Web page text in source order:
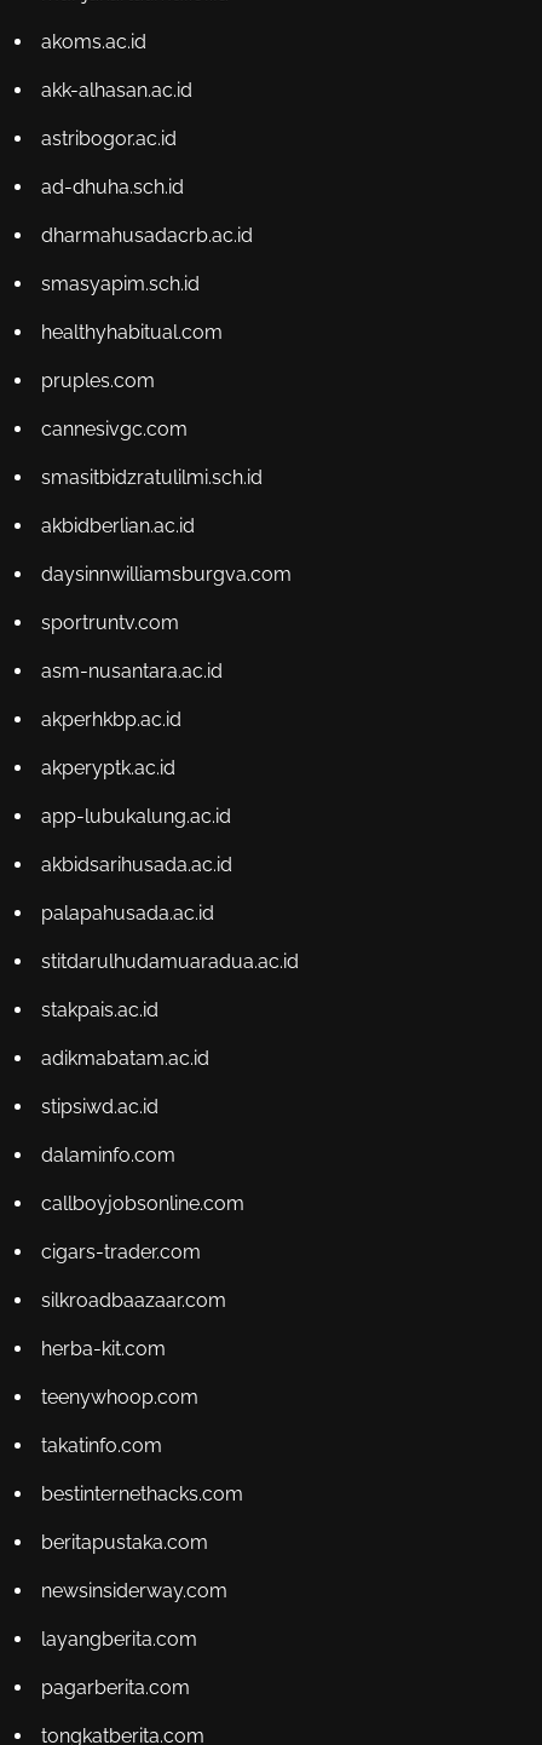
akoms.ac.id
akk-alhasan.ac.id
astribogor.ac.id
ad-dhuha.sch.id
dharmahusadacrb.ac.id
smasyapim.sch.id
healthyhabitual.com
pruples.com
cannesivgc.com
smasitbidzratulilmi.sch.id
akbidberlian.ac.id
daysinnwilliamsburgva.com
sportruntv.com
asm-nusantara.ac.id
akperhkbp.ac.id
akperyptk.ac.id
app-lubukalung.ac.id
akbidsarihusada.ac.id
palapahusada.ac.id
stitdarulhudamuaradua.ac.id
stakpais.ac.id
adikmabatam.ac.id
stipsiwd.ac.id
dalaminfo.com
callboyjobsonline.com
cigars-trader.com
silkroadbaazaar.com
herba-kit.com
teenywhoop.com
takatinfo.com
bestinternethacks.com
beritapustaka.com
newsinsiderway.com
layangberita.com
pagarberita.com
tongkatberita.com